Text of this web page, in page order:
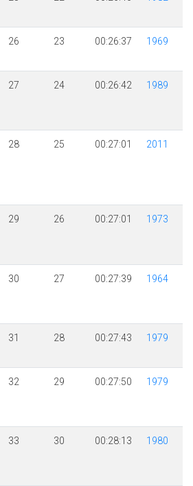
26 23 00:26:37 1969
27 24 00:26:42 1989
28 25 00:27:01 2011
29 26 00:27:01 1973
30 27 00:27:39 1964
31 28 00:27:43 1979
32 29 00:27:50 1979
33 30 00:28:13 1980